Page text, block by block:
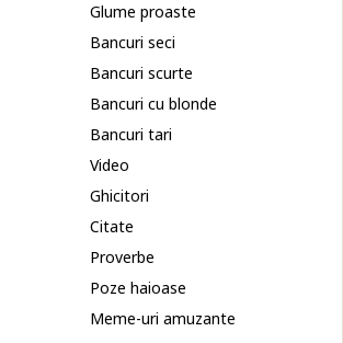
Glume proaste
Bancuri seci
Bancuri scurte
Bancuri cu blonde
Bancuri tari
Video
Ghicitori
Citate
Proverbe
Poze haioase
Meme-uri amuzante